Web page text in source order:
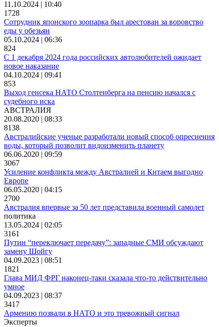
11.10.2024 | 10:40
1728
Сотрудник японского зоопарка был арестован за воровство
еды у обезьян
05.10.2024 | 06:36
824
С 1 декабря 2024 года российских автолюбителей ожидает
новое наказание
04.10.2024 | 09:41
853
Выход генсека НАТО Столтенберга на пенсию начался с
судебного иска
АВСТРАЛИЯ
20.08.2020 | 08:33
8138
Австралийские ученые разработали новый способ опреснения
воды, который позволит видоизменить планету
06.06.2020 | 09:59
3067
Усиление конфликта между Австралией и Китаем выгодно
Европе
06.05.2020 | 04:15
2700
Австралия впервые за 50 лет представила военный самолет
политика
13.05.2024 | 02:05
3161
Путин “переключает передачу”: западные СМИ обсуждают
замену Шойгу
04.09.2023 | 08:51
1821
Глава МИД ФРГ наконец-таки сказала что-то действительно
умное
04.09.2023 | 08:37
3417
Армению позвали в НАТО и это тревожный сигнал
Эксперты